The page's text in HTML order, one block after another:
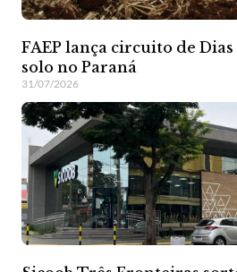
FAEP lança circuito de
solo no Paraná
31/07/2026